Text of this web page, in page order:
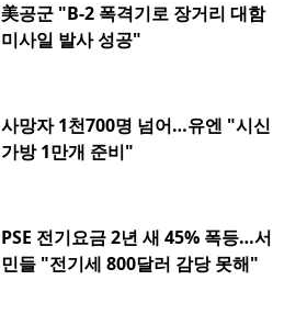
美공군 "B-2 폭격기로 장거리 대함
미사일 발사 성공"
사망자 1천700명 넘어…유엔 "시신
가방 1만개 준비"
PSE 전기요금 2년 새 45% 폭등…서
민들 "전기세 800달러 감당 못해"